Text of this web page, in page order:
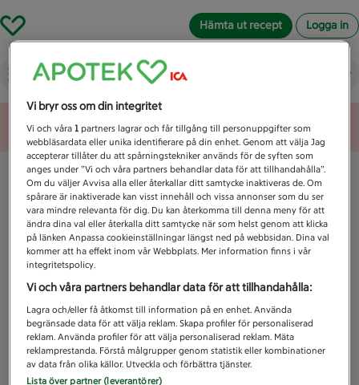
Hämta ut recept Logga in
Vad letar du efter idag?
Unknown error
Vi bryr oss om din integritet
Vi och våra1 partners lagrar och får tillgång till personuppgifter som
webbläsardata eller unika identifierare på din enhet. Genom att välja Jag
accepterar tillåter du att spårningstekniker används för de syften som
anges under ”Vi och våra partners behandlar data för att tillhandahålla”.
Om du väljer Avvisa alla eller återkallar ditt samtycke inaktiveras de. Om
spårare är inaktiverade kan visst innehåll och vissa annonser som du ser
vara mindre relevanta för dig. Du kan återkomma till denna meny för att
ändra dina val eller återkalla ditt samtycke när som helst genom att klicka
på länken Anpassa cookieinställningar längst ned på webbsidan. Dina val
kommer att ha effekt inom vår Webbplats. Mer information finns i vår
integritetspolicy.
Vi och våra partners behandlar data för att tillhandahålla:
Lagra och/eller få åtkomst till information på en enhet. Använda
begränsade data för att välja reklam. Skapa profiler för personaliserad
reklam. Använda profiler för att välja personaliserad reklam. Mäta
reklamprestanda. Förstå målgrupper genom statistik eller kombinationer
av data från olika källor. Utveckla och förbättra tjänster.
Lista över partner (leverantörer)